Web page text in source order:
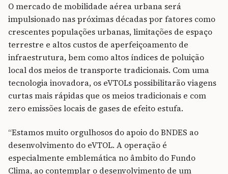
O mercado de mobilidade aérea urbana será
impulsionado nas próximas décadas por fatores como
crescentes populações urbanas, limitações de espaço
terrestre e altos custos de aperfeiçoamento de
infraestrutura, bem como altos índices de poluição
local dos meios de transporte tradicionais. Com uma
tecnologia inovadora, os eVTOLs possibilitarão viagens
curtas mais rápidas que os meios tradicionais e com
zero emissões locais de gases de efeito estufa.
“Estamos muito orgulhosos do apoio do BNDES ao
desenvolvimento do eVTOL. A operação é
especialmente emblemática no âmbito do Fundo
Clima, ao contemplar o desenvolvimento de um